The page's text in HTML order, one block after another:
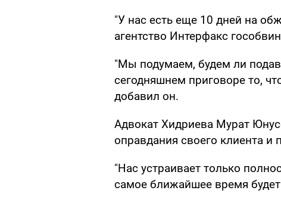
"У нас есть еще 10 дней на
агентство Интерфакс
"Мы подумаем, будем ли
сегодняшнем приговоре то,
добавил он.
Адвокат Хидриева Мурат
оправдания своего клиента и
"Нас устраивает только
самое ближайшее время